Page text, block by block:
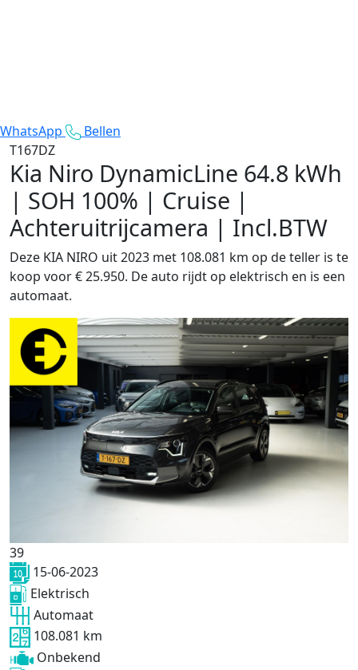
WhatsApp
Bellen
T167DZ
Kia Niro DynamicLine 64.8 kWh
| SOH 100% | Cruise |
Achteruitrijcamera | Incl.BTW
Deze KIA NIRO uit 2023 met 108.081 km op de teller is te
koop voor € 25.950. De auto rijdt op elektrisch en is een
automaat.
39
15-06-2023
Elektrisch
Automaat
108.081 km
Onbekend